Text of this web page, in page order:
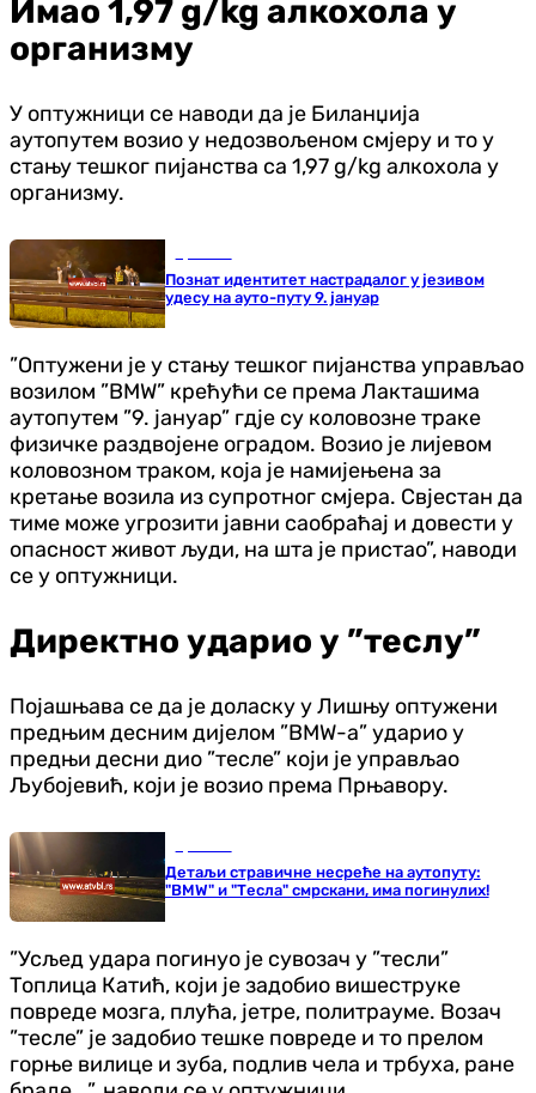
Имао 1,97 g/kg алкохола у
организму
У оптужници се наводи да је Биланџија
аутопутем возио у недозвољеном смјеру и то у
стању тешког пијанства са 1,97 g/kg алкохола у
организму.
Познат идентитет настрадалог у језивом
удесу на ауто-путу 9. јануар
”Оптужени је у стању тешког пијанства управљао
возилом ”BMW” крећући се према Лакташима
аутопутем ”9. јануар” гдје су коловозне траке
физичке раздвојене оградом. Возио је лијевом
коловозном траком, која је намијењена за
кретање возила из супротног смјера. Свјестан да
тиме може угрозити јавни саобраћај и довести у
опасност живот људи, на шта је пристао”, наводи
се у оптужници.
Директно ударио у ”теслу”
Појашњава се да је доласку у Лишњу оптужени
предњим десним дијелом ”BMW-а” ударио у
предњи десни дио ”тесле” који је управљао
Љубојевић, који је возио према Прњавору.
Детаљи стравичне несреће на аутопуту:
"BMW" и "Тесла" смрскани, има погинулих!
”Усљед удара погинуо је сувозач у ”тесли”
Топлица Катић, који је задобио вишеструке
повреде мозга, плућа, јетре, политрауме. Возач
”тесле” је задобио тешке повреде и то прелом
горње вилице и зуба, подлив чела и трбуха, ране